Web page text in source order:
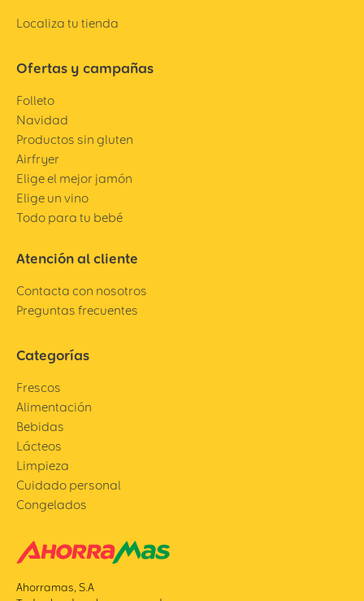
Localiza tu tienda
Ofertas y campañas
Folleto
Navidad
Productos sin gluten
Airfryer
Elige el mejor jamón
Elige un vino
Todo para tu bebé
Atención al cliente
Contacta con nosotros
Preguntas frecuentes
Categorías
Frescos
Alimentación
Bebidas
Lácteos
Limpieza
Cuidado personal
Congelados
Ahorramas, S.A